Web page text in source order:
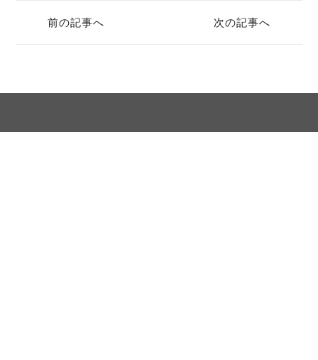
前の記事へ 次の記事へ